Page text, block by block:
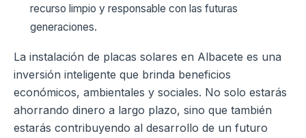
recurso limpio y responsable con las futuras
generaciones.
La instalación de placas solares en Albacete es una
inversión inteligente que brinda beneficios
económicos, ambientales y sociales. No solo estarás
ahorrando dinero a largo plazo, sino que también
estarás contribuyendo al desarrollo de un futuro